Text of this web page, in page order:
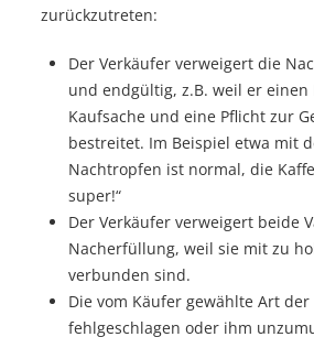
zurückzutreten:
Der Verkäufer verweigert die
und endgültig, z.B. weil er
Kaufsache und eine Pflicht zur
bestreitet. Im Beispiel etwa mit
Nachtropfen ist normal, die
super!“
Der Verkäufer verweigert beide
Nacherfüllung, weil sie mit zu
verbunden sind.
Die vom Käufer gewählte Art
fehlgeschlagen oder ihm